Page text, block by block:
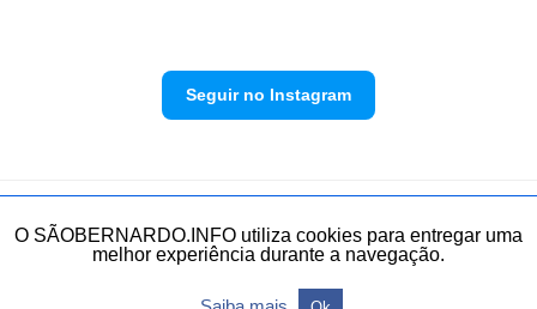
Seguir no Instagram
Política de privacidade Envie sua denúncia
O SÃOBERNARDO.INFO utiliza cookies para entregar uma
melhor experiência durante a navegação.